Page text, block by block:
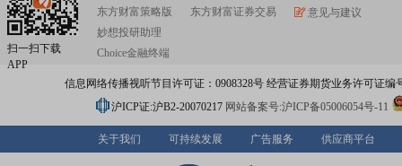
扫一扫下载
APP
东方财富策略版
妙想投研助理
Choice金融终端
东方财富证券交易
意见与建议
信息网络传播视听节目许可证：0908328号 经营证券期货业务许可证编
沪ICP证:沪B2-20070217 网站备案号:沪ICP备05006054号-11
关于我们 可持续发展 广告服务 供应商平台